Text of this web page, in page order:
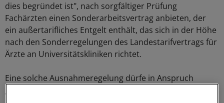
dies begründet ist", nach sorgfältiger Prüfung
Fachärzten einen Sonderarbeitsvertrag anbieten, der
ein außertarifliches Entgelt enthält, das sich in der Höhe
nach den Sonderregelungen des Landestarifvertrags für
Ärzte an Universitätskliniken richtet.
Eine solche Ausnahmeregelung dürfe in Anspruch